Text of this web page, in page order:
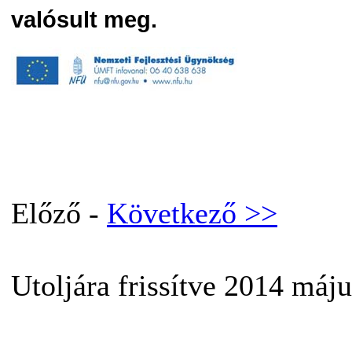
valósult meg.
Előző - Következő >>
Utoljára frissítve 2014